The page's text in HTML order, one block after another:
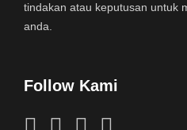
tindakan atau keputusan untuk
anda.
Follow Kami